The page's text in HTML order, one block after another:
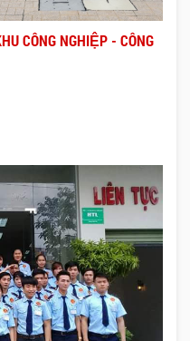
CÔNG NGHIỆP - CÔNG